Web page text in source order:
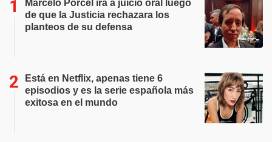
Marcelo Porcel irá a juicio oral luego
de que la Justicia rechazara los
planteos de su defensa
Está en Netflix, apenas tiene 6
episodios y es la serie española más
exitosa en el mundo